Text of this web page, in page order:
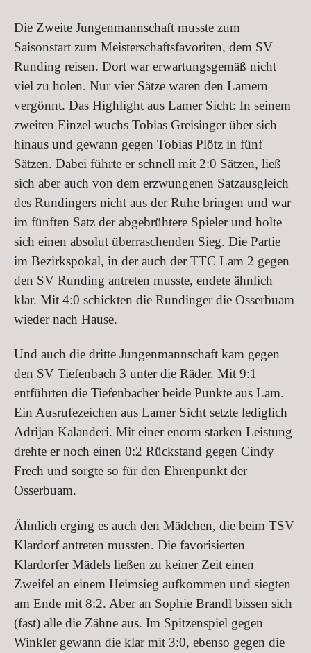
Die Zweite Jungenmannschaft musste zum
Saisonstart zum Meisterschaftsfavoriten, dem SV
Runding reisen. Dort war erwartungsgemäß nicht
viel zu holen. Nur vier Sätze waren den Lamern
vergönnt. Das Highlight aus Lamer Sicht: In seinem
zweiten Einzel wuchs Tobias Greisinger über sich
hinaus und gewann gegen Tobias Plötz in fünf
Sätzen. Dabei führte er schnell mit 2:0 Sätzen, ließ
sich aber auch von dem erzwungenen Satzausgleich
des Rundingers nicht aus der Ruhe bringen und war
im fünften Satz der abgebrühtere Spieler und holte
sich einen absolut überraschenden Sieg. Die Partie
im Bezirkspokal, in der auch der TTC Lam 2 gegen
den SV Runding antreten musste, endete ähnlich
klar. Mit 4:0 schickten die Rundinger die Osserbuam
wieder nach Hause.
Und auch die dritte Jungenmannschaft kam gegen
den SV Tiefenbach 3 unter die Räder. Mit 9:1
entführten die Tiefenbacher beide Punkte aus Lam.
Ein Ausrufezeichen aus Lamer Sicht setzte lediglich
Adrijan Kalanderi. Mit einer enorm starken Leistung
drehte er noch einen 0:2 Rückstand gegen Cindy
Frech und sorgte so für den Ehrenpunkt der
Osserbuam.
Ähnlich erging es auch den Mädchen, die beim TSV
Klardorf antreten mussten. Die favorisierten
Klardorfer Mädels ließen zu keiner Zeit einen
Zweifel an einem Heimsieg aufkommen und siegten
am Ende mit 8:2. Aber an Sophie Brandl bissen sich
(fast) alle die Zähne aus. Im Spitzenspiel gegen
Winkler gewann die klar mit 3:0, ebenso gegen die